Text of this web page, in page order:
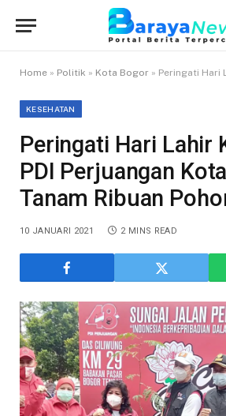
Home » Politik » Kota Bogor » Peringati Hari Lahir Ke-48, DPC
KESEHATAN
Peringati Hari Lahir
PDI Perjuangan
Tanam Ribuan
10 JANUARI 2021 2 MINS READ